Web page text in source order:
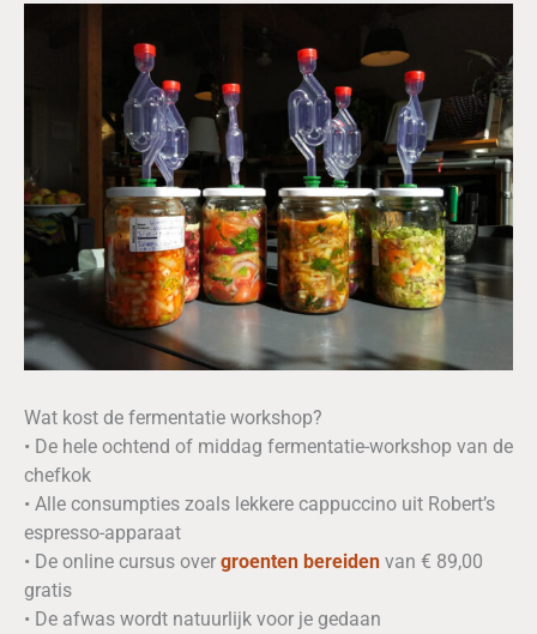
Wat kost de fermentatie workshop?
• De hele ochtend of middag fermentatie-workshop van de
chefkok
• Alle consumpties zoals lekkere cappuccino uit Robert’s
espresso-apparaat
• De online cursus over groenten bereiden van € 89,00
gratis
• De afwas wordt natuurlijk voor je gedaan